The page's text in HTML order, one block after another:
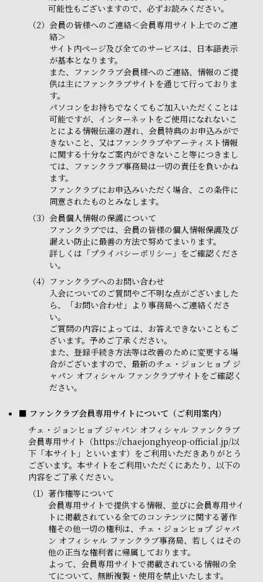
可能性もございますので、必ずお読みください。
（2） 会員の皆様へのご連絡＜会員専用サイト上でのご連
絡＞
サイト内ページ及び全てのサービスは、日本語表示
が基本となります。
また、ファンクラブ会員様へのご連絡、情報のご提
供は主にファンクラブサイトを通じて行っておりま
す。
パソコンをお持ちでなくてもご加入いただくことは
可能ですが、インターネットをご使用になれないこ
とによる情報伝達の遅れ、会員特典のお申込みがで
きないこと、又はファンクラブやアーティスト情報
に関する十分なご案内ができないこと等につきまし
ては、ファンクラブ事務局は一切の責任を負いかね
ます。
ファンクラブにお申込みいただく場合、この条件に
同意されたものとみなします。
（3） 会員個人情報の保護について
ファンクラブでは、会員の皆様の個人情報保護及び
漏えい防止に最善の方法で努めてまいります。
詳しくは「プライバシーポリシー」をご確認くださ
い。
（4） ファンクラブへのお問い合わせ
入会についてのご質問やご不明な点がございました
ら、「お問い合わせ」より事務局へご連絡くださ
い。
ご質問の内容によっては、お答えできないこともご
ざいます。予めご了承ください。
また、登録手続き方法等は改善のために変更する場
合がございますので、最新のチェ・ジョンヒョプ ジ
ャパン オフィシャル ファンクラブサイトをご確認く
ださい。
■ ファンクラブ会員専用サイトについて（ご利用案内）
チェ・ジョンヒョプ ジャパン オフィシャル ファンクラブ
会員専用サイト（https://chaejonghyeop-official.jp/以
下「本サイト」といいます）をご利用いただきありがとう
ございます。本サイトをご利用いただくにあたり、以下の
内容をご了承ください。
（1） 著作権等について
会員専用サイトで提供する情報、並びに会員専用サイ
トに掲載されている全てのコンテンツに関する著作
権その他一切の権利は、チェ・ジョンヒョプ ジャパ
ン オフィシャル ファンクラブ事務局、若しくはその
他の正当な権利者に帰属しております。
よって、会員専用サイトで掲載されている情報の全
てについて、無断複製・使用を禁止いたします。